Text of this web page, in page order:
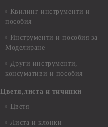
Квилинг инструменти и
пособия
Инструменти и пособия за
Моделиране
Други инструменти,
консумативи и пособия
Цветя,листа и тичинки
Цветя
Листа и клонки